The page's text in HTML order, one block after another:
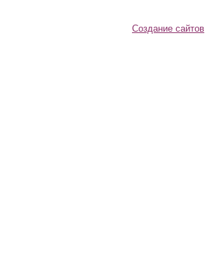
Создание сайтов